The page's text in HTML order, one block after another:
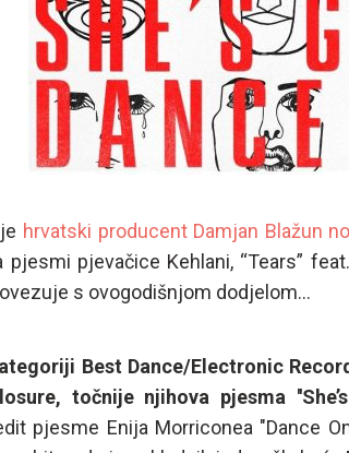
hrvatski producent Damjan Blažun
pjesmi pjevačice Kehlani, “Tears”
s ovogodišnjom dodjelom...
Best Dance/Electronic
točnije njihova pjesma
pjesme Enija Morriconea "Dance